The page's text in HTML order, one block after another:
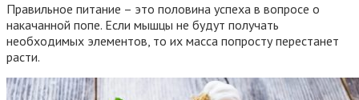
Правильное питание – это половина успеха в вопросе о
накачанной попе. Если мышцы не будут получать
необходимых элементов, то их масса попросту перестанет
расти.